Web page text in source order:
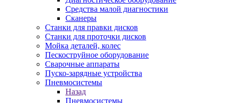
Средства малой диагностики
Сканеры
Станки для правки дисков
Станки для проточки дисков
Мойка деталей, колес
Пескоструйное оборудование
Сварочные аппараты
Пуско-зарядные устройства
Пневмосистемы
Назад
Пневмосистемы